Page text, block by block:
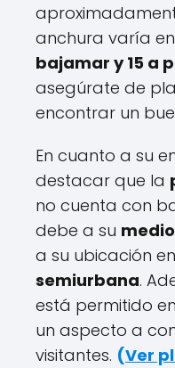
anchura varía
bajamar y 15 a
asegúrate de
encontrar un
En cuanto a su
destacar que la
no cuenta con
debe a su medio
a su ubicación
semiurbana.
está permitido
un aspecto a
visitantes. (Ver